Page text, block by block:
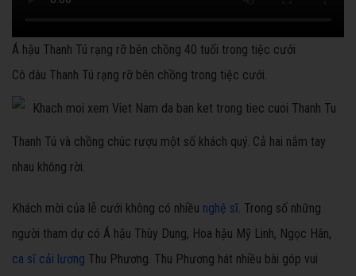
Á hậu Thanh Tú rạng rỡ bên chồng 40 tuổi trong tiệc cưới
Cô dâu Thanh Tú rạng rỡ bên chồng trong tiệc cưới.
Thanh Tú và chồng chúc rượu một số khách quý. Cả hai nắm tay
nhau không rời.
Khách mời của lễ cưới không có nhiều nghệ sĩ. Trong số những
người tham dự có Á hậu Thùy Dung, Hoa hậu Mỹ Linh, Ngọc Hân,
ca sĩ cải lương Thu Phương. Thu Phương hát nhiều bài góp vui